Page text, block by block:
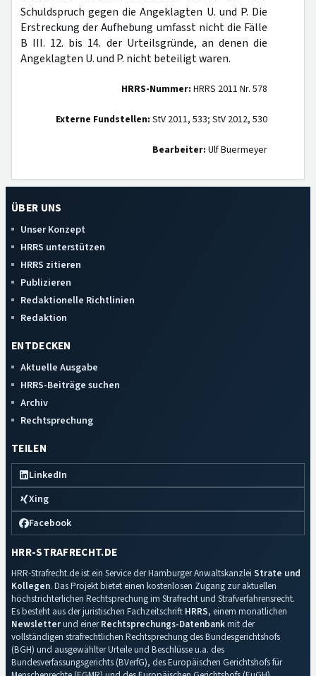
Schuldspruch gegen die Angeklagten U. und P. Die
Erstreckung der Aufhebung umfasst nicht die Fälle
B III. 12. bis 14. der Urteilsgründe, an denen die
Angeklagten U. und P. nicht beteiligt waren.
HRRS-Nummer: HRRS 2011 Nr. 578
Externe Fundstellen: StV 2011, 533; StV 2012, 530
Bearbeiter: Ulf Buermeyer
ÜBER UNS
Unser Konzept
HRRS unterstützen
HRRS zitieren
Publizieren
Redaktionelle Richtlinien
Redaktion
ENTDECKEN
Aktuelle Ausgabe
HRRS-Beiträge suchen
Archiv
Rechtsprechung
TEILEN
LinkedIn
Xing
Facebook
HRR-STRAFRECHT.DE
HRR-Strafrecht.de ist ein Service der Hamburger Anwaltskanzlei Strate und
Kollegen. Das Projekt bietet einen kostenlosen Zugang zur aktuellen
höchstrichterlichen Rechtsprechung im Strafrecht und Strafverfahrensrecht.
Es besteht aus der juristischen Fachzeitschrift HRRS, einem monatlichen
Newsletterund einerRechtsprechungs-Datenbankmit der
vollständigen strafrechtlichen Rechtsprechung des Bundesgerichtshofs
(BGH) und ausgewählter Urteile und Beschlüsse u.a. des
Bundesverfassungsgerichts (BVerfG), des Europäischen Gerichtshofs für